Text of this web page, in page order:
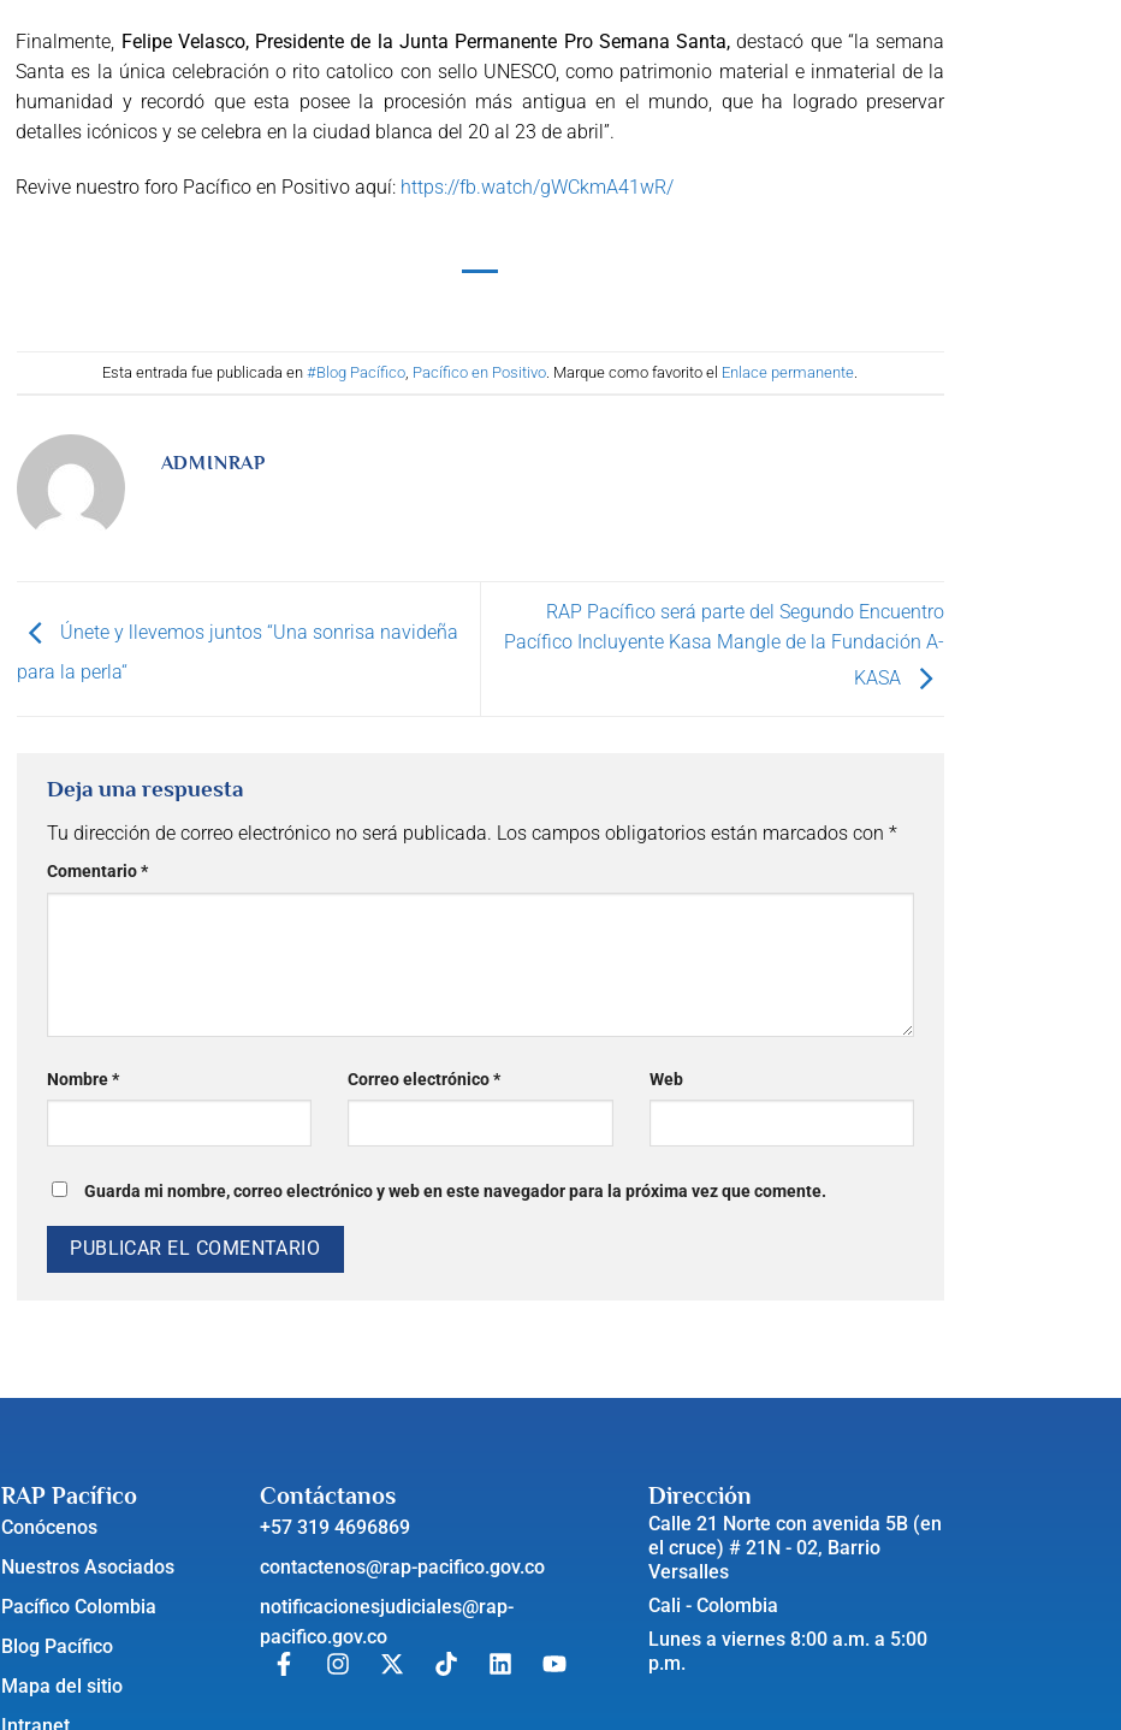
Finalmente, Felipe Velasco, Presidente de la Junta Permanente Pro Semana Santa, destacó que “la semana
Santa es la única celebración o rito catolico con sello UNESCO, como patrimonio material e inmaterial de la
humanidad y recordó que esta posee la procesión más antigua en el mundo, que ha logrado preservar
detalles icónicos y se celebra en la ciudad blanca del 20 al 23 de abril”.
Revive nuestro foro Pacífico en Positivo aquí: https://fb.watch/gWCkmA41wR/
Esta entrada fue publicada en#Blog Pacífico Pacífico en Positivo . Marque como favorito el Enlace permanente
ADMINRAP
Únete y llevemos juntos “Una sonrisa navideña
para la perla“
RAP Pacífico será parte del Segundo Encuentro
Pacífico Incluyente Kasa Mangle de la Fundación A-
KASA
Deja una respuesta
Tu dirección de correo electrónico no será publicada. Los campos obligatorios están marcados con *
Comentario*
Nombre* Correo electrónico* Web
Guarda mi nombre, correo electrónico y web en este navegador para la próxima vez que comente.
RAP Pacífico
Conócenos
Nuestros Asociados
Pacífico Colombia
Blog Pacífico
Mapa del sitio
Contáctanos
+57 319 4696869
contactenos@rap-pacifico.gov.co
notificacionesjudiciales@rap-
pacifico.gov.co
Dirección
Calle 21 Norte con avenida 5B (en
el cruce) # 21N - 02, Barrio
Versalles
Cali - Colombia
Lunes a viernes 8:00 a.m. a 5:00
p.m.